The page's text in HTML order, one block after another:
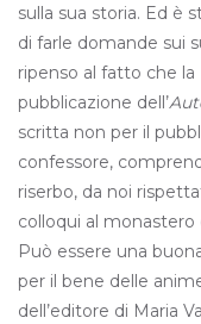
sulla sua storia. Ed è
di farle domande sui
ripenso al fatto che
pubblicazione dell’
scritta non per il
confessore,
riserbo, da noi
colloqui al monastero
Può essere una
per il bene delle
dell’editore di Maria